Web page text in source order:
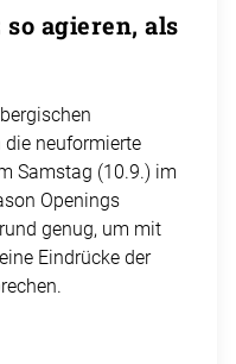
agieren, als
neuformierte
Samstag (10.9.) im
Openings
genug, um mit
Eindrücke der